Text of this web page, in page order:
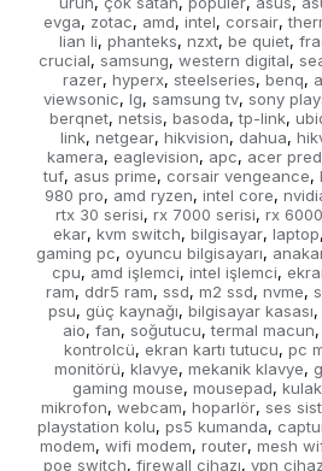
evga, zotac, amd, intel, corsair,
lian li, phanteks, nzxt, be quiet,
crucial, samsung, western digital,
razer, hyperx, steelseries, benq,
viewsonic, lg, samsung tv, sony
berqnet, netsis, basoda, tp-link,
link, netgear, hikvision, dahua,
kamera, eaglevision, apc, acer
tuf, asus prime, corsair vengeance,
980 pro, amd ryzen, intel core,
rtx 30 serisi, rx 7000 serisi, rx
ekar, kvm switch, bilgisayar, laptop,
gaming pc, oyuncu bilgisayarı,
cpu, amd işlemci, intel işlemci,
ram, ddr5 ram, ssd, m2 ssd, nvme,
psu, güç kaynağı, bilgisayar kasası,
aio, fan, soğutucu, termal macun,
kontrolcü, ekran kartı tutucu, pc
monitörü, klavye, mekanik klavye,
gaming mouse, mousepad,
mikrofon, webcam, hoparlör, ses
playstation kolu, ps5 kumanda,
modem, wifi modem, router, mesh
poe switch, firewall cihazı, vpn